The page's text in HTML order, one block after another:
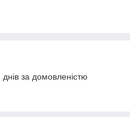
за домовленістю